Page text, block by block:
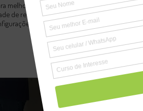
melhorar sua experiência em nossos sites e
de redes sociais. Se desejar, você pode
de seu navegador.Política de